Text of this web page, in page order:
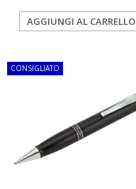
AGGIUNGI AL CARRELLO
CONSIGLIATO